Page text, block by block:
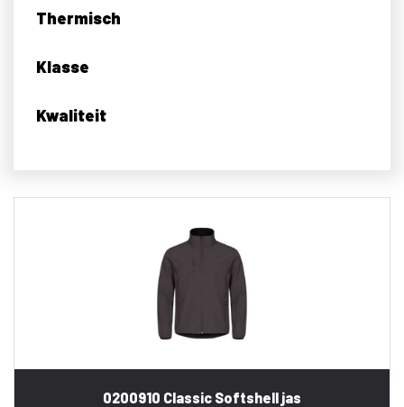
Thermisch
Klasse
Kwaliteit
0200910 Classic Softshell jas